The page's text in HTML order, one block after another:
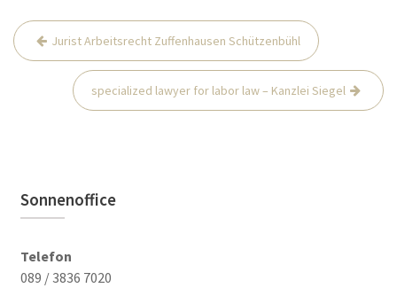
Beitrags-
Navigation
Jurist Arbeitsrecht Zuffenhausen Schützenbühl
specialized lawyer for labor law – Kanzlei Siegel
Sonnenoffice
Telefon
089 / 3836 7020